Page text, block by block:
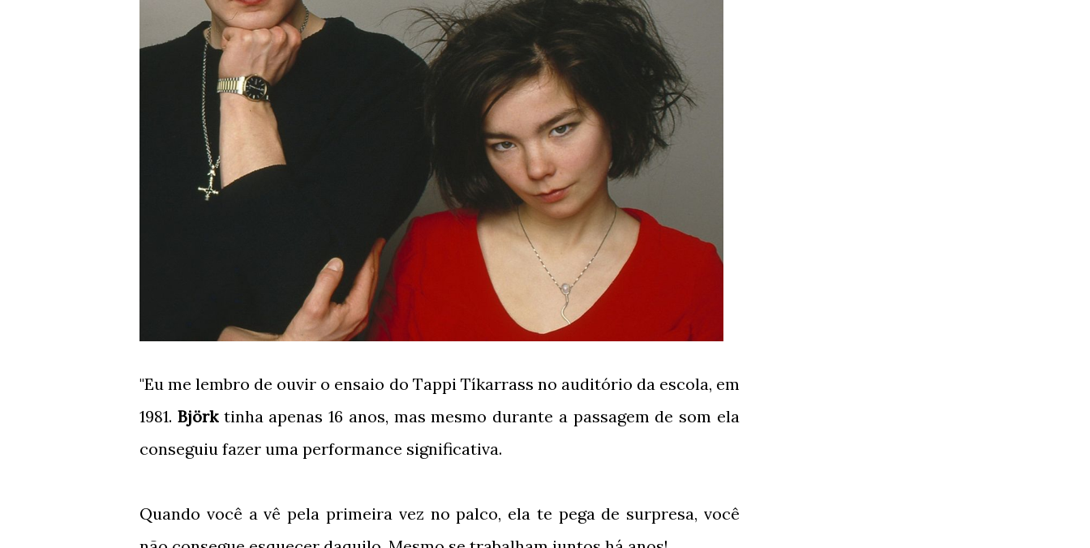
"Eu me lembro de ouvir o ensaio do Tappi Tíkarrass no auditório da escola, em
1981. Björktinha apenas 16 anos, mas mesmo durante a passagem de som ela
conseguiu fazer uma performance significativa.
Quando você a vê pela primeira vez no palco, ela te pega de surpresa, você